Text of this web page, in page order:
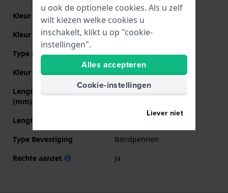
Kleur Band
Blauw
Kleur stiksel
Blauw
Type sluiting
Geen
Kleur sluiting
NVT
Lengte band op 12 uur
(mm)
80 mm
Lengte band op 6 uur (mm)
Type Bevestiging
Bandpennen
Rechte aanzet
Ja
u ook de optionele cookies. Als u zelf
wilt kiezen welke cookies u
inschakelt, klikt u op "cookie-
instellingen".
Alles accepteren
Cookie-instellingen
Liever niet